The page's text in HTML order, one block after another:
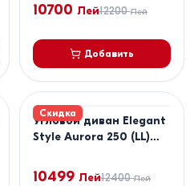
10700 Лей12200 Лей
Добавить
Скидка
Угловой диван Elegant
Style Aurora 250 (LL)
10499 Лей12400 Лей